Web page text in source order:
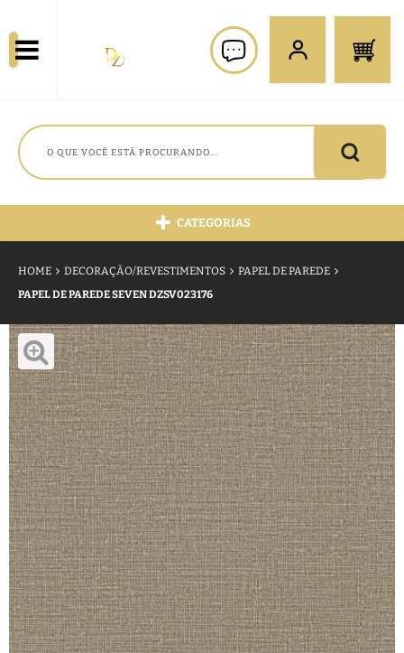
CATEGORIAS
HOME DECORAÇÃO/REVESTIMENTOS
PAPEL DE PAREDE
PAPEL DE PAREDE SEVEN DZSV023176